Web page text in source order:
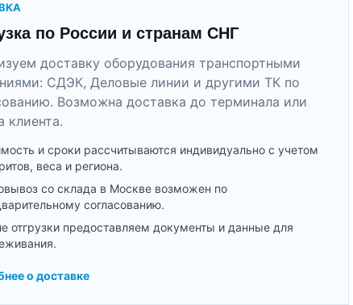
по России и странам СНГ
доставку оборудования транспортными
СДЭК, Деловые линии и другими ТК по
Возможна доставка до терминала или
клиента.
и сроки рассчитываются индивидуально с учетом
веса и региона.
со склада в Москве возможен по
согласованию.
отгрузки предоставляем документы и данные для
о доставке